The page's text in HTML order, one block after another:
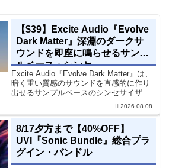
【$39】Excite Audio『Evolve
Dark Matter』深淵のダークサ
ウンドを即座に鳴らせるサンプ
ルベース・シンセ
Excite Audio『Evolve Dark Matter』は、
暗く重い質感のサウンドを直感的に作り
出せるサンプルベースのシンセサイザー
です。ダークD&Bやアトモスフェリッ
2026.08.08
8/17夕方まで【40%OFF】
UVI『Sonic Bundle』総合プラ
グイン・バンドル